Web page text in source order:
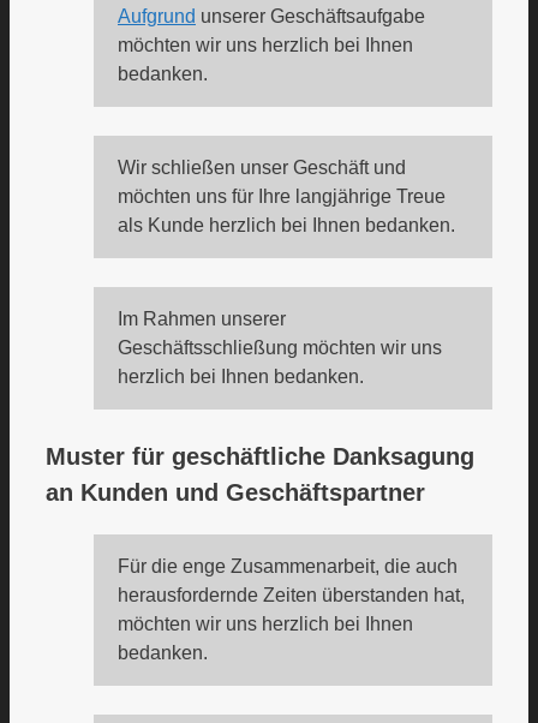
Aufgrund unserer Geschäftsaufgabe
möchten wir uns herzlich bei Ihnen
bedanken.
Wir schließen unser Geschäft und
möchten uns für Ihre langjährige Treue
als Kunde herzlich bei Ihnen bedanken.
Im Rahmen unserer
Geschäftsschließung möchten wir uns
herzlich bei Ihnen bedanken.
Muster für geschäftliche Danksagung
an Kunden und Geschäftspartner
Für die enge Zusammenarbeit, die auch
herausfordernde Zeiten überstanden hat,
möchten wir uns herzlich bei Ihnen
bedanken.